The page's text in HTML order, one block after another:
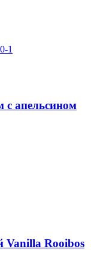
апельсином
Rooibos